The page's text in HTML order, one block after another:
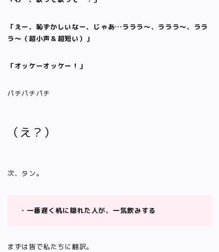
「えー、恥ずかしいなー、じゃあ…ラララ〜、ラララ〜、ララ
ラ〜（超小声＆超短い）」
「オッケーオッケー！」
パチパチパチ
（え？）
次、タン。
・一番遅く机に隠れた人が、一気飲みする
まずは皆で私たちに翻訳。